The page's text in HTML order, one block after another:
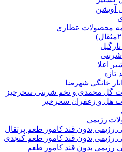
آویشن
محصولات عطاری
نارگیل
اعلا
تازه
خانگی شهرضا
گل محمدی و تخم شربتی سحرخیز
هل و زعفران سحرخیز
رژیمی
رژیمی بدون قند کامور طعم پرتقال
رژیمی بدون قند کامور طعم کنجدی
رژیمی بدون قند کامور طعم